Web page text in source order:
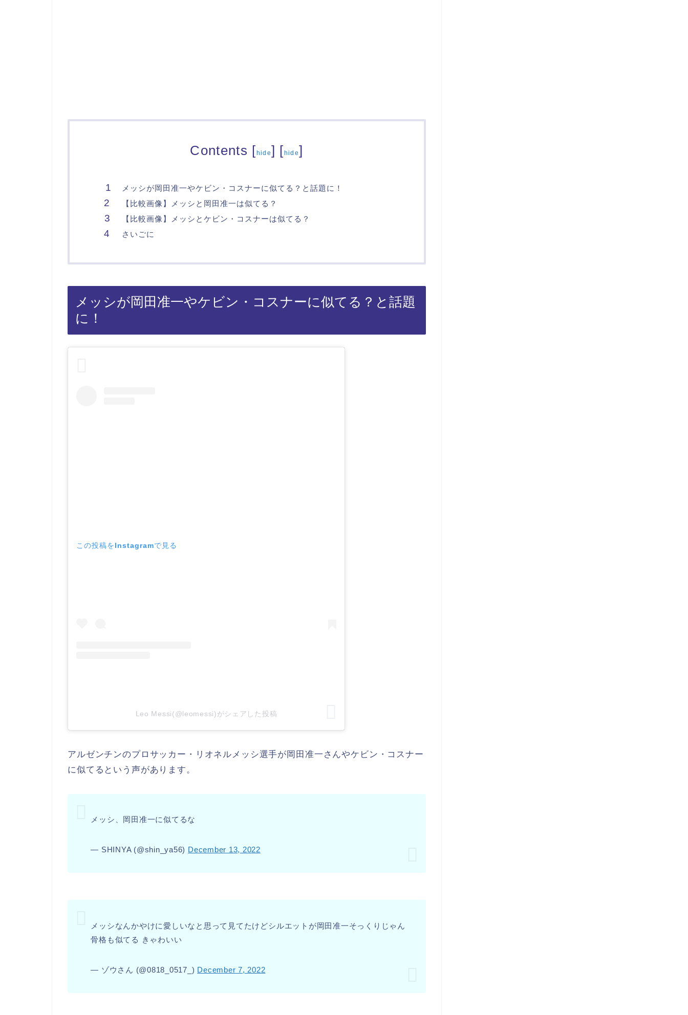
Contents [ hide] [ hide]
メッシが岡田准一やケビン・コスナーに似てる？と話題に！
【比較画像】メッシと岡田准一は似てる？
【比較画像】メッシとケビン・コスナーは似てる？
さいごに
メッシが岡田准一やケビン・コスナーに似てる？と話題
に！
この投稿をInstagramで見る
Leo Messi(@leomessi)がシェアした投稿
アルゼンチンのプロサッカー・
リオネルメッシ選手が岡田准一さんやケビン・コスナー
に似てる という声があります。
メッシ、岡田准一に似てるな
— SHINYA (@shin_ya56) December 13, 2022
メッシなんかやけに愛しいなと思って見てたけどシルエットが岡田准一そっくりじゃん
骨格も似てる きゃわいい
— ゾウさん (@0818_0517_) December 7, 2022